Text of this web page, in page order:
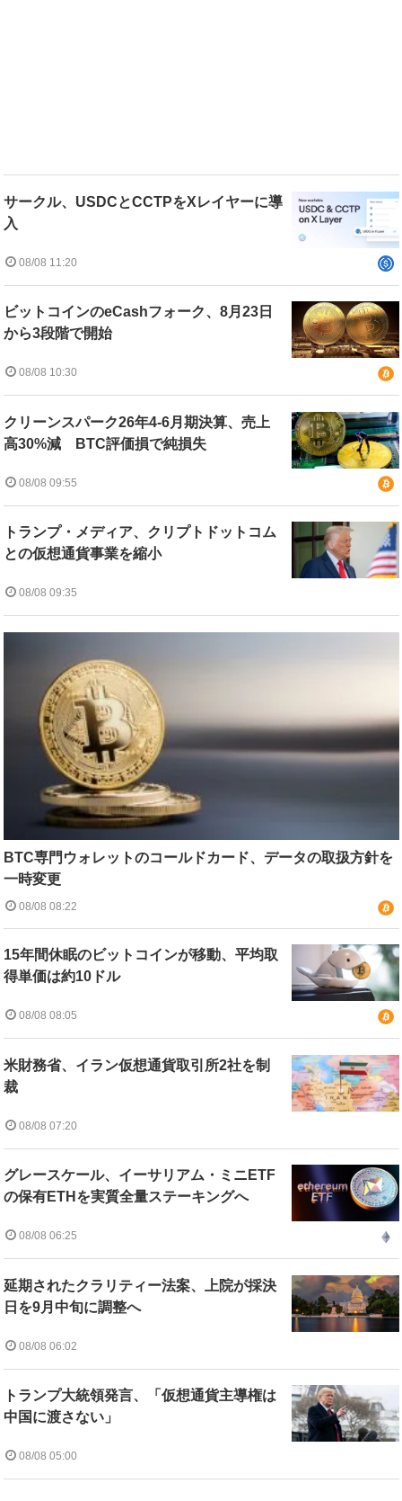
サークル、USDCとCCTPをXレイヤーに導
入
08/08 11:20
ビットコインのeCashフォーク、8月23日
から3段階で開始
08/08 10:30
クリーンスパーク26年4-6月期決算、売上
高30%減 BTC評価損で純損失
08/08 09:55
トランプ・メディア、クリプトドットコム
との仮想通貨事業を縮小
08/08 09:35
BTC専門ウォレットのコールドカード、データの取扱方針を
一時変更
08/08 08:22
15年間休眠のビットコインが移動、平均取
得単価は約10ドル
08/08 08:05
米財務省、イラン仮想通貨取引所2社を制
裁
08/08 07:20
グレースケール、イーサリアム・ミニETF
の保有ETHを実質全量ステーキングへ
08/08 06:25
延期されたクラリティー法案、上院が採決
日を9月中旬に調整へ
08/08 06:02
トランプ大統領発言、「仮想通貨主導権は
中国に渡さない」
08/08 05:00